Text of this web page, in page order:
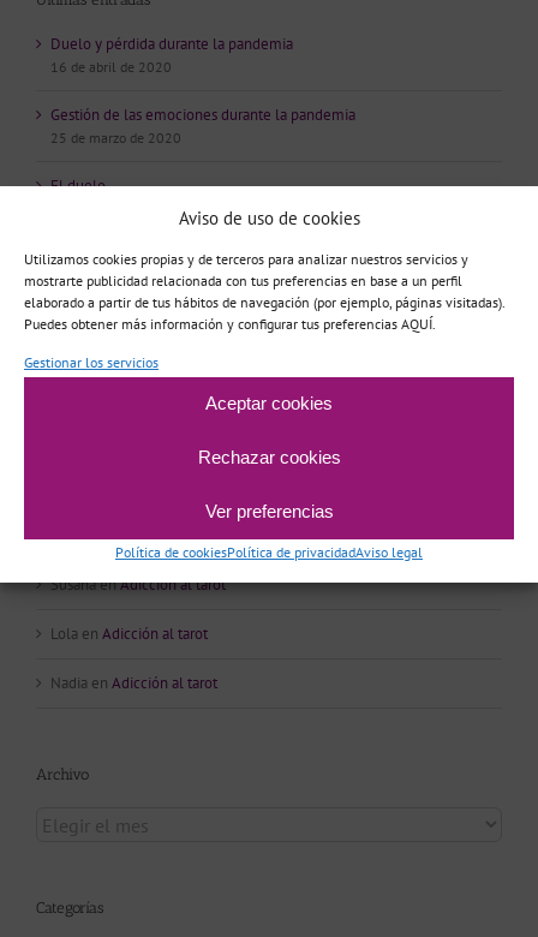
Aviso de uso de cookies
Utilizamos cookies propias y de terceros para analizar nuestros servicios y
mostrarte publicidad relacionada con tus preferencias en base a un perfil
elaborado a partir de tus hábitos de navegación (por ejemplo, páginas visitadas).
Puedes obtener más información y configurar tus preferencias AQUÍ.
Gestionar los servicios
Aceptar cookies
Rechazar cookies
Ver preferencias
Política de cookiesPolítica de privacidadAviso legal
Duelo y pérdida durante la pandemia
16 de abril de 2020
Gestión de las emociones durante la pandemia
25 de marzo de 2020
El duelo
23 de octubre de 2019
Gestión del Malestar Cotidiano
31 de mayo de 2019
APRENDE A ESTUDIAR, aprende a aprender
TamaraenPsicópatas Integrados
SusanaenAdicción al tarot
Lola en Adicción al tarot
Nadia en Adicción al tarot
Archivo
Archivo
Categorías